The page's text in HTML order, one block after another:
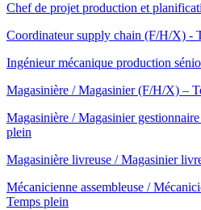
Chef de projet production et
Coordinateur supply chain (F/H/X) -
Ingénieur mécanique production
Magasinière / Magasinier (F/H/X) –
Magasinière / Magasinier
plein
Magasinière livreuse / Magasinier
Mécanicienne assembleuse /
Temps plein